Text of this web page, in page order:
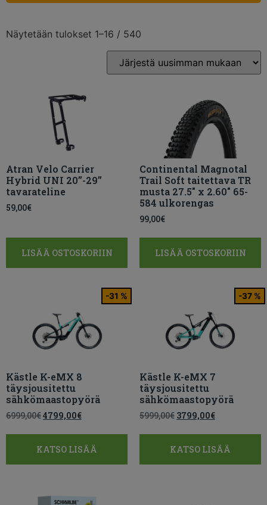
Näytetään tulokset 1–16 / 540
Atran Velo Carrier
Hybrid UNI 20”-29”
tavarateline
59,00€
LISÄÄ OSTOSKORIIN
Continental Magnotal
Trail Soft taitettava TR
musta 27.5″ x 2.60″ 65-
584 ulkorengas
99,00€
LISÄÄ OSTOSKORIIN
-31 %
Kästle K-eMX 8
täysjousitettu
sähkömaastopyörä
6999,00€4799,00€
KATSO LISÄÄ
-37 %
Kästle K-eMX 7
täysjousitettu
sähkömaastopyörä
5999,00€ 3799,00€
KATSO LISÄÄ